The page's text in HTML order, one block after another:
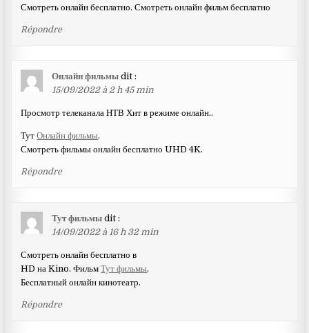
Смотреть онлайн бесплатно. Смотреть онлайн фильм бесплатно
Répondre
Онлайн фильмы dit :
15/09/2022 à 2 h 45 min
Просмотр телеканала НТВ Хит в режиме онлайн..
ТутОнлайн фильмы.
Смотреть фильмы онлайн бесплатно UHD 4K.
Répondre
Тут фильмы dit :
14/09/2022 à 16 h 32 min
Смотреть онлайн бесплатно в
HD на Kino. ФильмТут фильмы.
Бесплатный онлайн кинотеатр.
Répondre